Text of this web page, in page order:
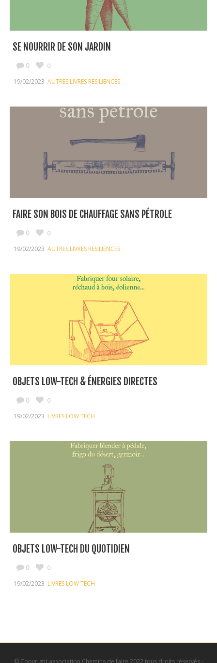
SE NOURRIR DE SON JARDIN
0
0
19/02/2023 AUTRES LIVRES RESILIENCES
FAIRE SON BOIS DE CHAUFFAGE SANS PÉTROLE
0
0
19/02/2023 AUTRES LIVRES RESILIENCES
OBJETS LOW-TECH & ÉNERGIES DIRECTES
0
0
19/02/2023 LIVRES LOW TECH
OBJETS LOW-TECH DU QUOTIDIEN
0
0
19/02/2023 LIVRES LOW TECH
© Copyright association Chemins de faire 2022 tous droits réservés -